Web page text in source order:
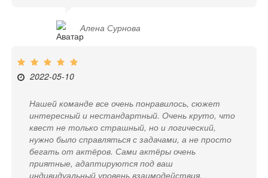
Алена Сурнова
2022-05-10
Нашей команде все очень понравилось, сюжет
интересный и нестандартный. Очень круто, что
квест не только страшный, но и логический,
нужно было справляться с задачами, а не просто
бегать от актёров. Сами актёры очень
приятные, адаптируются под ваш
индивидуальный уровень взаимодействия.